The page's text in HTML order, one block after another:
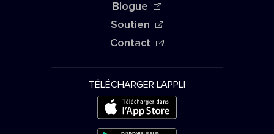
Blogue
Soutien
Contact
TÉLÉCHARGER L'APPLI